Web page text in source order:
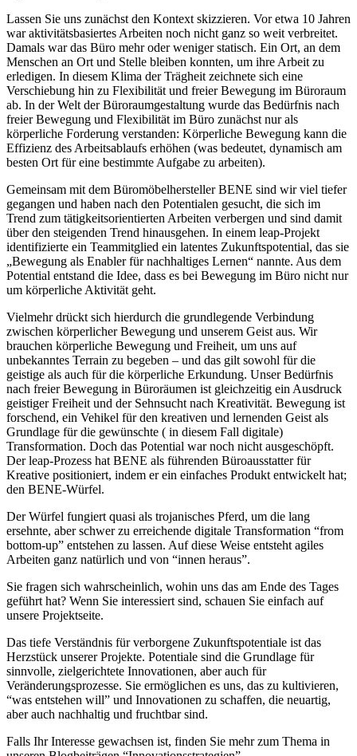
Lassen Sie uns zunächst den Kontext skizzieren. Vor etwa 10 Jahren
war aktivitätsbasiertes Arbeiten noch nicht ganz so weit verbreitet.
Damals war das Büro mehr oder weniger statisch. Ein Ort, an dem
Menschen an Ort und Stelle bleiben konnten, um ihre Arbeit zu
erledigen. In diesem Klima der Trägheit zeichnete sich eine
Verschiebung hin zu Flexibilität und freier Bewegung im Büroraum
ab. In der Welt der Büroraumgestaltung wurde das Bedürfnis nach
freier Bewegung und Flexibilität im Büro zunächst nur als
körperliche Forderung verstanden: Körperliche Bewegung kann die
Effizienz des Arbeitsablaufs erhöhen (was bedeutet, dynamisch am
besten Ort für eine bestimmte Aufgabe zu arbeiten).
Gemeinsam mit dem Büromöbelhersteller BENE sind wir viel tiefer
gegangen und haben nach den Potentialen gesucht, die sich im
Trend zum tätigkeitsorientierten Arbeiten verbergen und sind damit
über den steigenden Trend hinausgehen. In einem leap-Projekt
identifizierte ein Teammitglied ein latentes Zukunftspotential, das sie
„Bewegung als Enabler für nachhaltiges Lernen“ nannte. Aus dem
Potential entstand die Idee, dass es bei Bewegung im Büro nicht nur
um körperliche Aktivität geht.
Vielmehr drückt sich hierdurch die grundlegende Verbindung
zwischen körperlicher Bewegung und unserem Geist aus. Wir
brauchen körperliche Bewegung und Freiheit, um uns auf
unbekanntes Terrain zu begeben – und das gilt sowohl für die
geistige als auch für die körperliche Erkundung. Unser Bedürfnis
nach freier Bewegung in Büroräumen ist gleichzeitig ein Ausdruck
geistiger Freiheit und der Sehnsucht nach Kreativität. Bewegung ist
forschend, ein Vehikel für den kreativen und lernenden Geist als
Grundlage für die gewünschte ( in diesem Fall digitale)
Transformation. Doch das Potential war noch nicht ausgeschöpft.
Der leap-Prozess hat BENE als führenden Büroausstatter für
Kreative positioniert, indem er ein einfaches Produkt entwickelt hat;
den BENE-Würfel.
Der Würfel fungiert quasi als trojanisches Pferd, um die lang
ersehnte, aber schwer zu erreichende digitale Transformation “from
bottom-up” entstehen zu lassen. Auf diese Weise entsteht agiles
Arbeiten ganz natürlich und von “innen heraus”.
Sie fragen sich wahrscheinlich, wohin uns das am Ende des Tages
geführt hat? Wenn Sie interessiert sind, schauen Sie einfach auf
unsere Projektseite.
Das tiefe Verständnis für verborgene Zukunftspotentiale ist das
Herzstück unserer Projekte. Potentiale sind die Grundlage für
sinnvolle, zielgerichtete Innovationen, aber auch für
Veränderungsprozesse. Sie ermöglichen es uns, das zu kultivieren,
“was entstehen will” und Innovationen zu schaffen, die neuartig,
aber auch nachhaltig und fruchtbar sind.
Falls Ihr Interesse gewachsen ist, finden Sie mehr zum Thema in